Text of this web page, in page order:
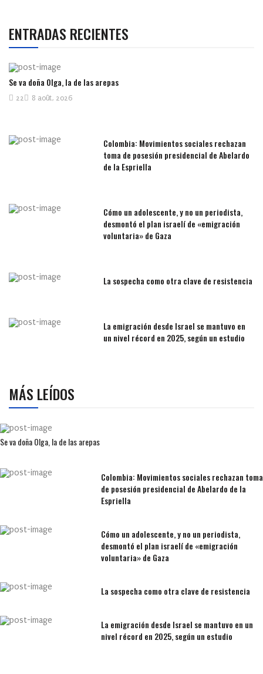
ENTRADAS RECIENTES
Se va doña Olga, la de las arepas
8 août, 2026
22
Colombia: Movimientos sociales rechazan
toma de posesión presidencial de Abelardo
de la Espriella
Cómo un adolescente, y no un periodista,
desmontó el plan israelí de «emigración
voluntaria» de Gaza
La sospecha como otra clave de resistencia
La emigración desde Israel se mantuvo en
un nivel récord en 2025, según un estudio
MÁS LEÍDOS
Se va doña Olga, la de las arepas
Colombia: Movimientos sociales rechazan toma
de posesión presidencial de Abelardo de la
Espriella
Cómo un adolescente, y no un periodista,
desmontó el plan israelí de «emigración
voluntaria» de Gaza
La sospecha como otra clave de resistencia
La emigración desde Israel se mantuvo en un
nivel récord en 2025, según un estudio